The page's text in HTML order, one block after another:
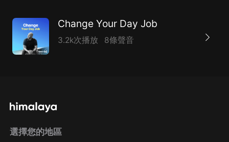
Change Your Day Job
3.2k次播放 8條聲音
選擇您的地區